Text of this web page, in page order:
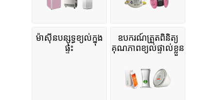
ម៉ាស៊ីនបន្សុទ្ធខ្យល់ក្នុង
ផ្ទះ
ឧបករណ៍ត្រួតពិនិត្យ
គុណភាពខ្យល់ផ្ទាល់ខ្លួន